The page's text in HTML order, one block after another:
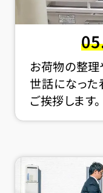
お荷物の整理
世話になっ
ご挨拶します。